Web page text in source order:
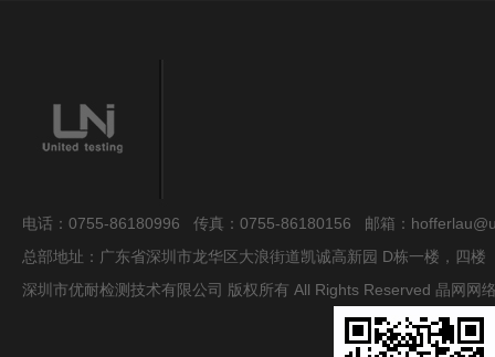
电话：0755-86180996 传真：0755-86180156 邮箱：
总部地址：广东省深圳市龙华区大浪街道凯诚高新园 D栋一楼，四楼
深圳市优耐检测技术有限公司 版权所有 All Rights Reserved 晶网网